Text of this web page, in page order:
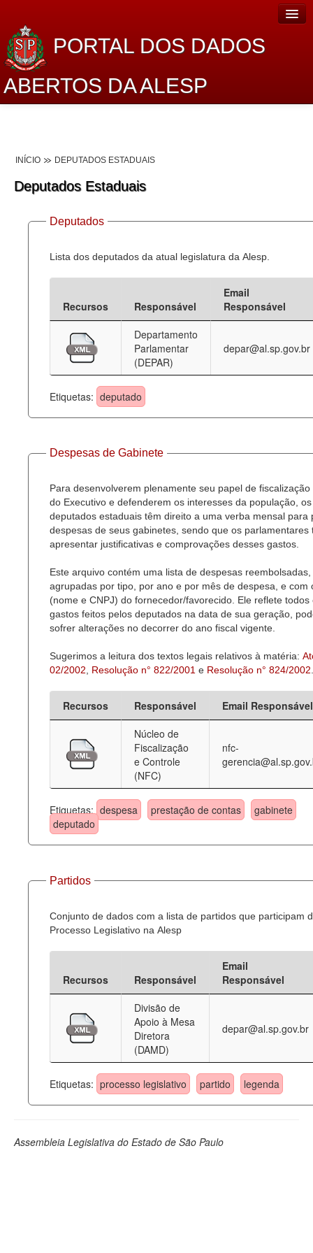
PORTAL DOS DADOS
ABERTOS DA ALESP
Lei de Acesso à Informação
Dados Governamentais Abertos
Planejamento
Catálogo de dados
Processo Legislativo
Deputados Estaduais
Administração
Legislação
Agenda
Perguntas frequentes
INÍCIO DEPUTADOS ESTADUAIS
Deputados Estaduais
Deputados
Lista dos deputados da atual legislatura da Alesp.
Recursos Responsável
Email
Responsável
Departamento
Parlamentar
(DEPAR)
depar@al.sp.gov.br
Etiquetas: deputado
Despesas de Gabinete
Para desenvolverem plenamente seu papel de fiscalização
do Executivo e defenderem os interesses da população, os
deputados estaduais têm direito a uma verba mensal para
despesas de seus gabinetes, sendo que os parlamentares
apresentar justificativas e comprovações desses gastos.
Este arquivo contém uma lista de despesas reembolsadas,
agrupadas por tipo, por ano e por mês de despesa, e com
(nome e CNPJ) do fornecedor/favorecido. Ele reflete todos
gastos feitos pelos deputados na data de sua geração,
sofrer alterações no decorrer do ano fiscal vigente.
Sugerimos a leitura dos textos legais relativos à matéria:
02/2002
Resolução n° 822/2001 e Resolução n° 824/2002
Recursos Responsável
Email Responsável
Núcleo de
Fiscalização
e Controle
(NFC)
nfc-
Etiquetas: despesa prestação de contas
gabinete
deputado
Partidos
Conjunto de dados com a lista de partidos que participam
Processo Legislativo na Alesp
Recursos Responsável
Email
Responsável
Divisão de
Apoio à Mesa
Diretora
(DAMD)
depar@al.sp.gov.br
Etiquetas: processo legislativo partido legenda
Assembleia Legislativa do Estado de São Paulo